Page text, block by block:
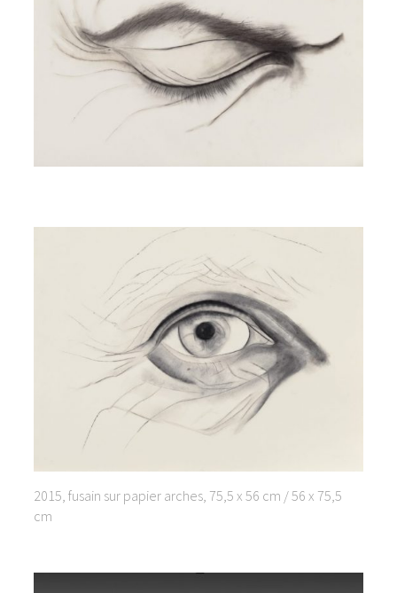
2015, fusain sur papier arches, 75,5 x 56 cm / 56 x 75,5
cm